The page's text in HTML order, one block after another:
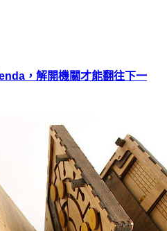
，解開機關才能翻往下一